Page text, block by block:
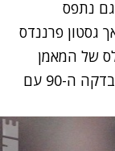
נתפס
גסטון פרננדס
של המאמן
רוברטו נסטור סנסיני הצליחה רק לצמק בדקה ה-90 עם